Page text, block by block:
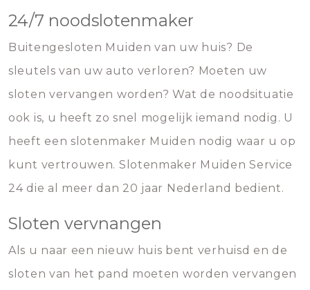
24/7 noodslotenmaker
Buitengesloten Muiden van uw huis? De
sleutels van uw auto verloren? Moeten uw
sloten vervangen worden? Wat de noodsituatie
ook is, u heeft zo snel mogelijk iemand nodig. U
heeft een slotenmaker Muiden nodig waar u op
kunt vertrouwen. Slotenmaker Muiden Service
24 die al meer dan 20 jaar Nederland bedient.
Sloten vervnangen
Als u naar een nieuw huis bent verhuisd en de
sloten van het pand moeten worden vervangen